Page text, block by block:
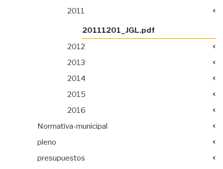
2011
20111201_JGL.pdf
2012
2013
2014
2015
2016
Normativa-municipal
pleno
presupuestos